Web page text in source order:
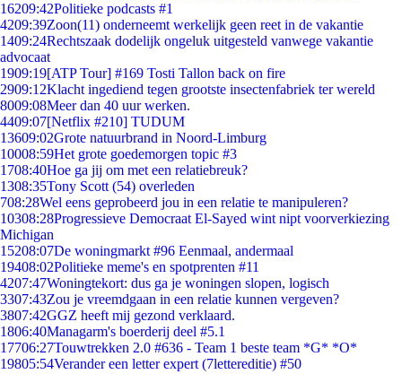
16209:42Politieke podcasts #1
4209:39Zoon(11) onderneemt werkelijk geen reet in de vakantie
1409:24Rechtszaak dodelijk ongeluk uitgesteld vanwege vakantie
advocaat
1909:19[ATP Tour] #169 Tosti Tallon back on fire
2909:12Klacht ingediend tegen grootste insectenfabriek ter wereld
8009:08Meer dan 40 uur werken.
4409:07[Netflix #210] TUDUM
13609:02Grote natuurbrand in Noord-Limburg
10008:59Het grote goedemorgen topic #3
1708:40Hoe ga jij om met een relatiebreuk?
1308:35Tony Scott (54) overleden
708:28Wel eens geprobeerd jou in een relatie te manipuleren?
10308:28Progressieve Democraat El-Sayed wint nipt voorverkiezing
Michigan
15208:07De woningmarkt #96 Eenmaal, andermaal
19408:02Politieke meme's en spotprenten #11
4207:47Woningtekort: dus ga je woningen slopen, logisch
3307:43Zou je vreemdgaan in een relatie kunnen vergeven?
3807:42GGZ heeft mij gezond verklaard.
1806:40Managarm's boerderij deel #5.1
17706:27Touwtrekken 2.0 #636 - Team 1 beste team *G* *O*
19805:54Verander een letter expert (7lettereditie) #50